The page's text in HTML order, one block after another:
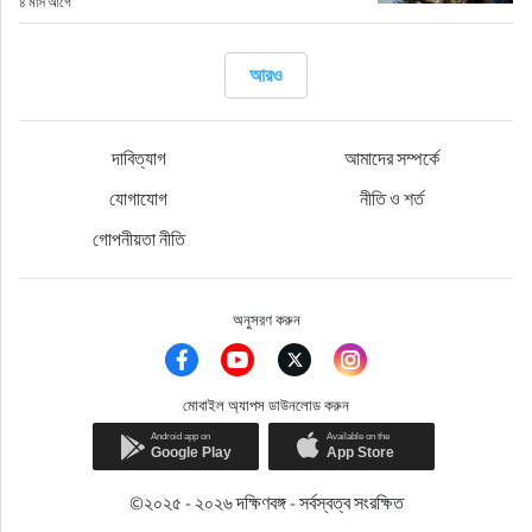
অপরাধ
আরও
দাবিত্যাগ
আমাদের সম্পর্কে
যোগাযোগ
নীতি ও শর্ত
গোপনীয়তা নীতি
অনুসরণ করুন
মোবাইল অ্যাপস ডাউনলোড করুন
©২০২৫ - ২০২৬ দক্ষিণবঙ্গ - সর্বস্বত্ব সংরক্ষিত